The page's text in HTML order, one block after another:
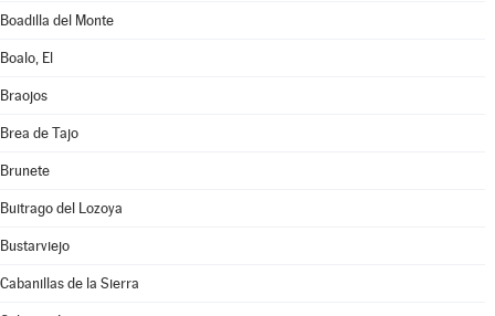
Boadilla del Monte
Boalo, El
Braojos
Brea de Tajo
Brunete
Buitrago del Lozoya
Bustarviejo
Cabanillas de la Sierra